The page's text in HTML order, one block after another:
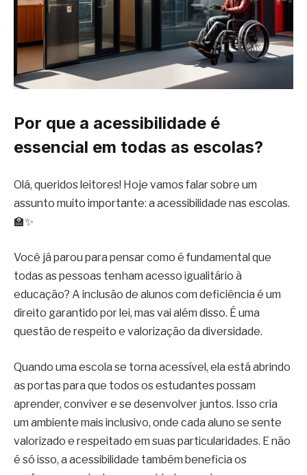
Por que a acessibilidade é
essencial em todas as escolas?
Olá, queridos leitores! Hoje vamos falar sobre um
assunto muito importante: a acessibilidade nas escolas.
🏫✨
Você já parou para pensar como é fundamental que
todas as pessoas tenham acesso igualitário à
educação? A inclusão de alunos com deficiência é um
direito garantido por lei, mas vai além disso. É uma
questão de respeito e valorização da diversidade.
Quando uma escola se torna acessível, ela está abrindo
as portas para que todos os estudantes possam
aprender, conviver e se desenvolver juntos. Isso cria
um ambiente mais inclusivo, onde cada aluno se sente
valorizado e respeitado em suas particularidades. E não
é só isso, a acessibilidade também beneficia os